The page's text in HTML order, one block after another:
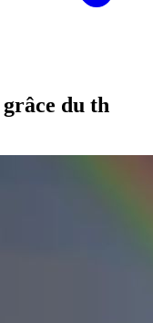
du th